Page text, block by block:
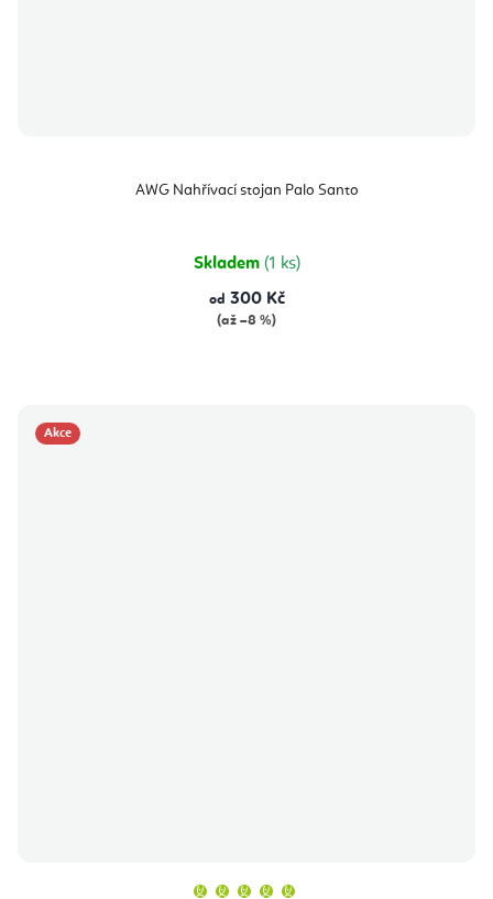
AWG Nahřívací stojan Palo Santo
Skladem (1 ks)
od 300 Kč
(až –8 %)
Akce